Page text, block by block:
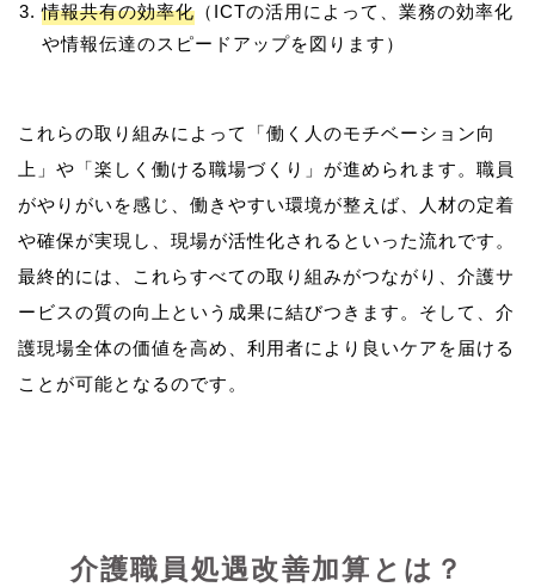
情報共有の効率化 （ICTの活用によって、業務の効率化
や情報伝達のスピードアップを図ります）
これらの取り組みによって「働く人のモチベーション向
上」や「楽しく働ける職場づくり」が進められます。職員
がやりがいを感じ、働きやすい環境が整えば、人材の定着
や確保が実現し、現場が活性化されるといった流れです。
最終的には、これらすべての取り組みがつながり、介護サ
ービスの質の向上という成果に結びつきます。そして、介
護現場全体の価値を高め、利用者により良いケアを届ける
介護職員処遇改善加算とは？